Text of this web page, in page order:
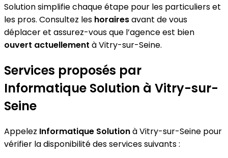
Solution simplifie chaque étape pour les particuliers et
les pros. Consultez les horairesavant de vous
déplacer et assurez-vous que l’agence est bien
ouvert actuellement à Vitry-sur-Seine.
Services proposés par
Informatique Solution à Vitry-sur-
Seine
Appelez Informatique Solutionà Vitry-sur-Seine pour
vérifier la disponibilité des services suivants :